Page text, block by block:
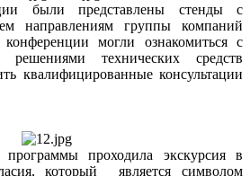
были представлены стенды с
направлениям группы компаний
могли ознакомиться с
решениями технических средств
квалифицированные консультации
проходила экскурсия в
который является символом